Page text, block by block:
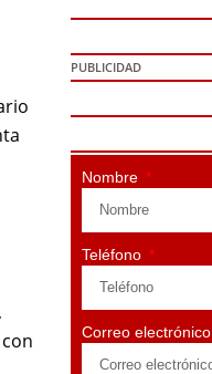
PUBLICIDAD
Nombre
Teléfono
Correo electrónico